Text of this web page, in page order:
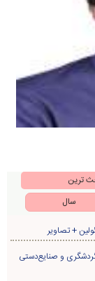
ترین
سال
+ تصاویر
و صنایع‌دستی